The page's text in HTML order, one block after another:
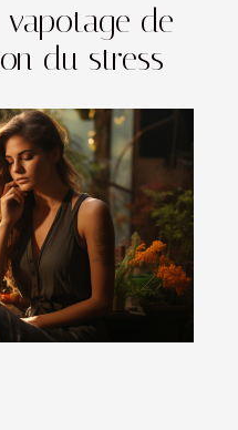
vapotage de
du stress